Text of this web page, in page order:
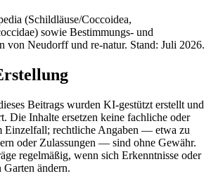
(Schildläuse/Coccoidea,
sowie Bestimmungs- und
von Neudorff und re-natur. Stand: Juli 2026.
Beitrags wurden KI-gestützt erstellt und
Die Inhalte ersetzen keine fachliche oder
Einzelfall; rechtliche Angaben — etwa zu
oder Zulassungen — sind ohne Gewähr.
regelmäßig, wenn sich Erkenntnisse oder
ändern.